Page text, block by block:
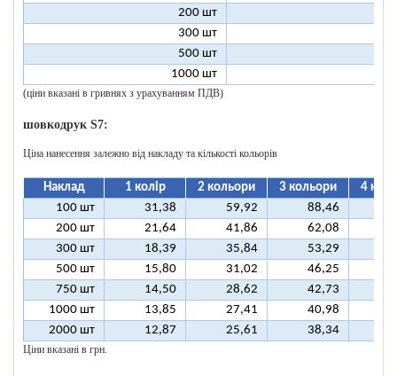
200 шт
300 шт
500 шт
1000 шт
(ціни вказані в гривнях з урахуванням ПДВ)
шовкодрук S7:
Ціна нанесення залежно від накладу та кількості кольорів
Наклад 1 колір 2 кольори 3 кольори
4
100 шт
31,38 59,92 88,46
200 шт
21,64 41,86 62,08
300 шт
18,39 35,84 53,29
500 шт
15,80 31,02 46,25
750 шт
14,50 28,62 42,73
1000 шт
13,85 27,41 40,98
2000 шт
12,87 25,61 38,34
Ціни вказані в грн.